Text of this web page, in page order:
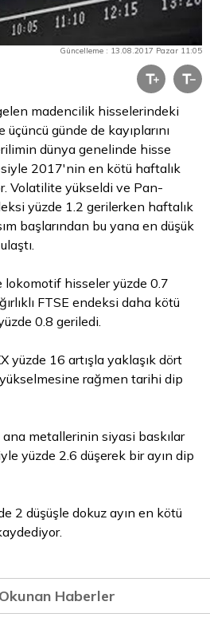
Güncelleme : 13.08.2017 Pazar 11:05
madencilik hisselerindeki
üçüncü günde de kayıplarını
dünya genelinde hisse
2017'nin en kötü haftalık
Volatilite yükseldi ve Pan-
yüzde 1.2 gerilerken haftalık
başlarından bu yana en düşük
lokomotif hisseler yüzde 0.7
FTSE endeksi daha kötü
0.8 geriledi.
yüzde 16 artışla yaklaşık dört
rağmen tarihi dip
metallerinin siyasi baskılar
yüzde 2.6 düşerek bir ayın dip
2 düşüşle dokuz ayın en kötü
Haberler